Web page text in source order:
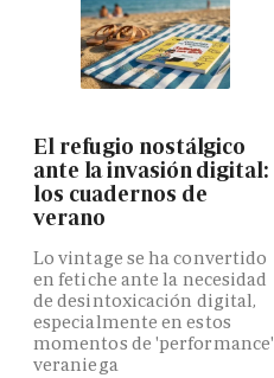
El refugio nostálgico
ante la invasión digital:
los cuadernos de
verano
Lo vintage se ha convertido
en fetiche ante la necesidad
de desintoxicación digital,
especialmente en estos
momentos de 'performance'
veraniega